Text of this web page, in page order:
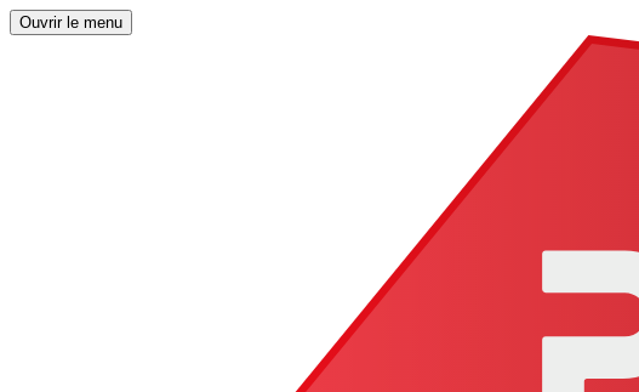
Ouvrir le menu